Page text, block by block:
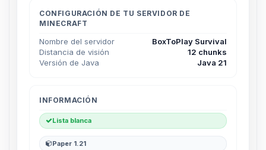
CONFIGURACIÓN DE TU SERVIDOR DE
MINECRAFT
Nombre del servidor
BoxToPlay Survival
Distancia de visión
12 chunks
Versión de Java
Java 21
INFORMACIÓN
Lista blanca
Paper 1.21
asistente de BoxToPlay. Cuentame
que necesitas y moveré mis
pequenos circuitos para ayudarte.
07/08/2026 20:50